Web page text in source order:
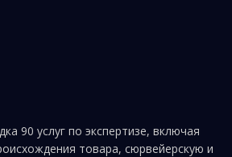
90 услуг по экспертизе, включая
товара, сюрвейерскую и